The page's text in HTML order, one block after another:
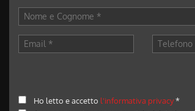
Ho letto e accetto l'informativa privacy*